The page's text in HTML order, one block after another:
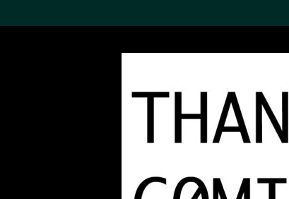
搜索M+藏品